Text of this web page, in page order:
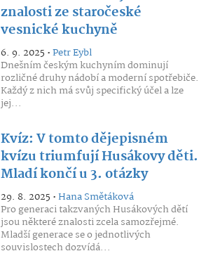
znalosti ze staročeské
vesnické kuchyně
6. 9. 2025 •Petr Eybl
Dnešním českým kuchyním dominují
rozličné druhy nádobí a moderní spotřebiče.
Každý z nich má svůj specifický účel a lze
jej...
Kvíz: V tomto dějepisném
kvízu triumfují Husákovy děti.
Mladí končí u 3. otázky
29. 8. 2025 •Hana Smětáková
Pro generaci takzvaných Husákových dětí
jsou některé znalosti zcela samozřejmé.
Mladší generace se o jednotlivých
souvislostech dozvídá...